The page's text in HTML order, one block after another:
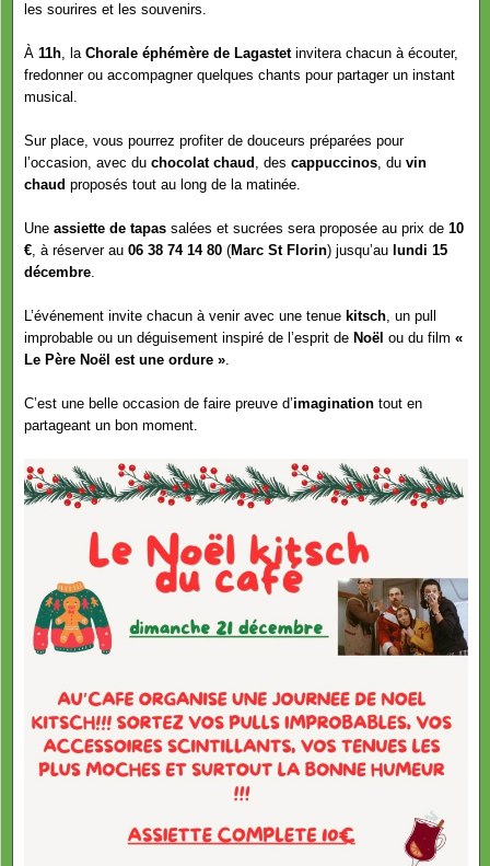
les sourires et les souvenirs.
À 11h, la Chorale éphémère de Lagastetinvitera chacun à écouter,
fredonner ou accompagner quelques chants pour partager un instant
musical.
Sur place, vous pourrez profiter de douceurs préparées pour
l’occasion, avec du chocolat chaud , des cappuccinos, du vin
chaud proposés tout au long de la matinée.
Une assiette de tapas salées et sucrées sera proposée au prix de 10
€, à réserver au 06 38 74 14 80 (Marc St Florin) jusqu’au lundi 15
décembre.
L’événement invite chacun à venir avec une tenue kitsch, un pull
improbable ou un déguisement inspiré de l’esprit de Noël ou du film «
Le Père Noël est une ordure ».
C’est une belle occasion de faire preuve d’imagination tout en
partageant un bon moment.